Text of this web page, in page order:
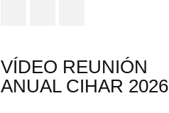
VÍDEO REUNIÓN
ANUAL CIHAR 2026